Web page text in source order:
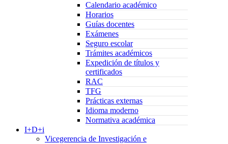
Calendario académico
Horarios
Guías docentes
Exámenes
Seguro escolar
Trámites académicos
Expedición de títulos y
certificados
RAC
TFG
Prácticas externas
Idioma moderno
Normativa académica
I+D+i
Vicegerencia de Investigación e